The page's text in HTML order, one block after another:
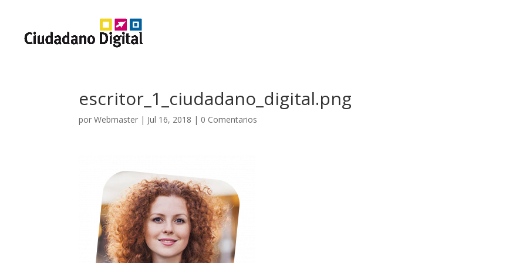
escritor_1_ciudadano_digital.png
porWebmaster | Jul 16, 2018 | 0 Comentarios